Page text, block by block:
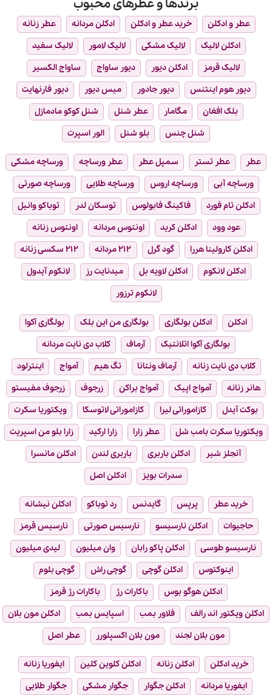
برندها و عطرهای محبوب
عطر و ادکلن خرید عطر و ادکلن ادکلن مردانه
عطر زنانه
ادکلن لالیک
لالیک مشکی لالیک لامور
لالیک سفید
لالیک قرمز
ادکلن دیور دیور ساواج
ساواج الکسیر
دیور هوم اینتنس
دیور جادور میس دیور
دیور فارنهایت
بلک افغان
مگامار عطر شنل
شنل کوکو مادمازل
شنل چنس
بلو شنل الور اسپرت
عطر عطر تستر سمپل عطر عطر ورساچه
ورساچه مشکی
ورساچه آبی
ورساچه اروس ورساچه طلایی
ورساچه صورتی
ادکلن تام فورد
فاکینگ فابولوس توسکان لدر
توباکو وانیل
عود وود
ادکلن کرید اونتوس مردانه
اونتوس زنانه
ادکلن کارولینا هررا
گود گرل ۲۱۲ مردانه
۲۱۲ سکسی زنانه
ادکلن لانکوم
ادکلن لاویه بل میدنایت رز
لانکوم آیدول
لانکوم ترزور
ادکلن ادکلن بولگاری بولگاری من این بلک
بولگاری آکوا
بولگاری آکوا اتلانتیک
آرماف
کلاب دی نایت مردانه
کلاب دی نایت زنانه
آرماف ونتانا تگ هیم آمواج
اینترلود
هانر زنانه
آمواج اپیک آمواج براکن زرجوف
زرجوف مفیستو
بوکت آیدل
کازاموراتی لیرا کازاموراتی لاتوسکا
ویکتوریا سکرت
ویکتوریا سکرت بامب شل
عطر زارا زارا ارکید
زارا بلو من اسپریت
آنجلز شیر
ادکلن باربری باربری لندن
ادکلن مانسرا
سدرات بویز
ادکلن اصل
خرید عطر پرپس گایدنس رد توباکو
ادکلن نیشانه
حاجیوات
ادکلن نارسیسو نارسیس صورتی
نارسیس قرمز
نارسیسو طوسی
ادکلن پاکو رابان وان میلیون
لیدی میلیون
اینوکتوس
ادکلن گوچی گوچی راش
گوچی بلوم
ادکلن هوگو بوس
باکارات رژ
باکارات رژ قرمز
ادکلن ویکتور اند رالف
فلاور بمب اسپایس بمب
ادکلن مون بلان
مون بلان لجند
مون بلان اکسپلورر عطر اصل
خرید ادکلن ادکلن زنانه ادکلن کلوین کلین
ایفوریا زنانه
ایفوریا مردانه
ادکلن جگوار جگوار مشکی
جگوار طلایی